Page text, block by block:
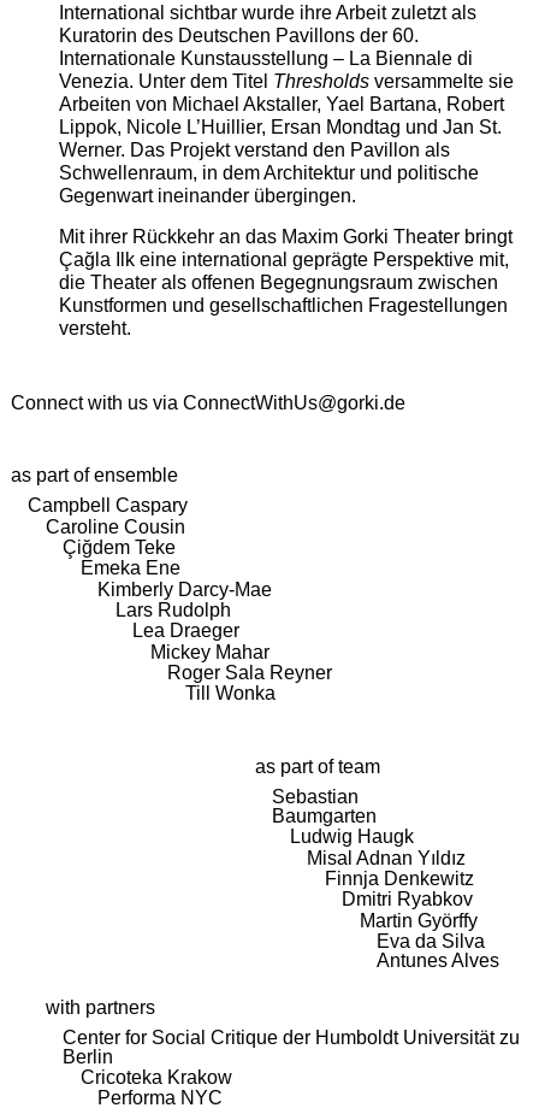
International sichtbar wurde ihre Arbeit zuletzt als
Kuratorin des Deutschen Pavillons der 60.
Internationale Kunstausstellung – La Biennale di
Venezia. Unter dem Titel Thresholdsversammelte sie
Arbeiten von Michael Akstaller, Yael Bartana, Robert
Lippok, Nicole L’Huillier, Ersan Mondtag und Jan St.
Werner. Das Projekt verstand den Pavillon als
Schwellenraum, in dem Architektur und politische
Gegenwart ineinander übergingen.
Mit ihrer Rückkehr an das Maxim Gorki Theater bringt
Çağla Ilk eine international geprägte Perspektive mit,
die Theater als offenen Begegnungsraum zwischen
Kunstformen und gesellschaftlichen Fragestellungen
versteht.
Connect with us via ConnectWithUs@gorki.de
as part of ensemble
Campbell Caspary
Caroline Cousin
Çiğdem Teke
Emeka Ene
Kimberly Darcy-Mae
Lars Rudolph
Lea Draeger
Mickey Mahar
Roger Sala Reyner
Till Wonka
as part of team
Sebastian
Baumgarten
Ludwig Haugk
Misal Adnan Yıldız
Finnja Denkewitz
Dmitri Ryabkov
Martin Györffy
Eva da Silva
Antunes Alves
with partners
Center for Social Critique der Humboldt Universität zu
Berlin
Cricoteka Krakow
Performa NYC